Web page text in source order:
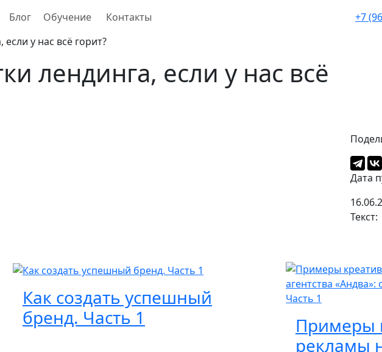
Блог Обучение Контакты +7
у нас всё горит?
лендинга, если у нас всё
Дата
Текст:
Как создать успешный
бренд. Часть 1
Примеры
рекламы